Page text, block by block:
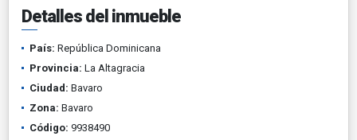
Detalles del inmueble
País: República Dominicana
Provincia: La Altagracia
Ciudad: Bavaro
Zona: Bavaro
Código: 9938490